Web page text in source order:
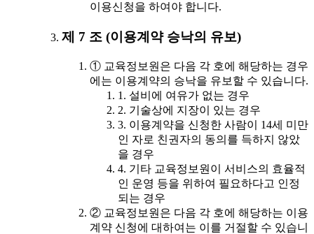
이용신청을 하여야 합니다.
제 7 조 (이용계약 승낙의 유보)
① 교육정보원은 다음 각 호에 해당하는 경우
에는 이용계약의 승낙을 유보할 수 있습니다.
1. 설비에 여유가 없는 경우
2. 기술상에 지장이 있는 경우
3. 이용계약을 신청한 사람이 14세 미만
인 자로 친권자의 동의를 득하지 않았
을 경우
4. 기타 교육정보원이 서비스의 효율적
인 운영 등을 위하여 필요하다고 인정
되는 경우
② 교육정보원은 다음 각 호에 해당하는 이용
계약 신청에 대하여는 이를 거절할 수 있습니